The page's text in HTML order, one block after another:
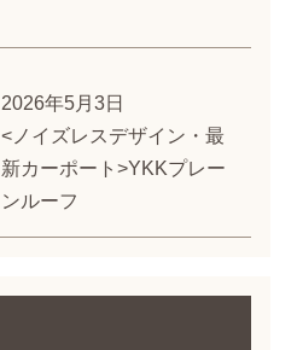
2026年5月3日
<ノイズレスデザイン・最
新カーポート>YKKプレー
ンルーフ